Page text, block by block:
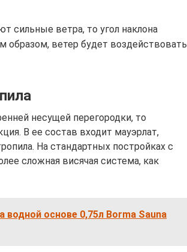
сильные ветра, то угол наклона
образом, ветер будет воздействовать
несущей перегородки, то
В ее состав входит мауэрлат,
На стандартных постройках с
сложная висячая система, как
водной основе 0,75л Borma Sauna